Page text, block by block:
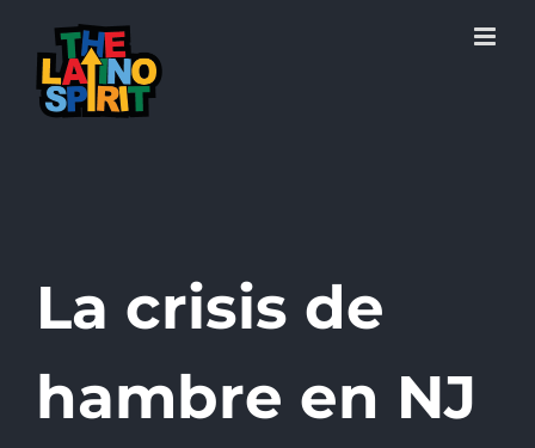
content
La crisis de
hambre en NJ